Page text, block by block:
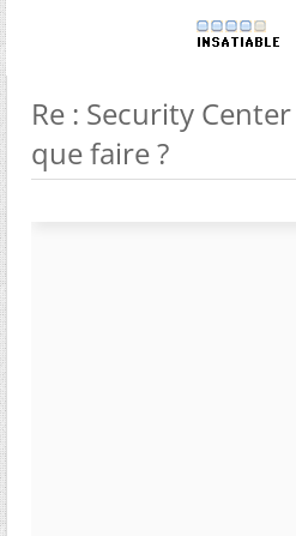
Re : Security
que faire ?